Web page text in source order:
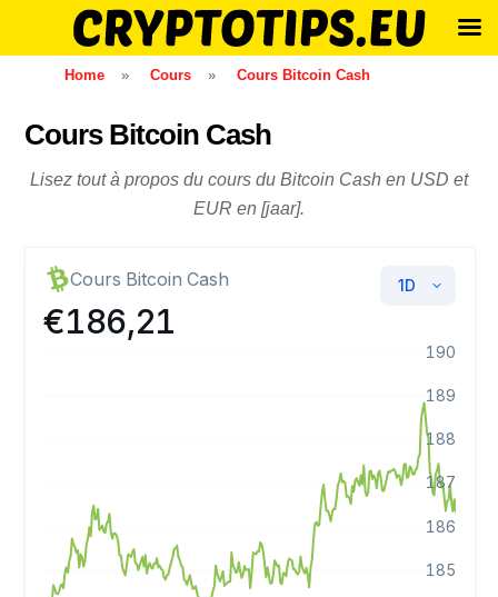
content
Home » Cours » Cours Bitcoin Cash
Cours Bitcoin Cash
Lisez tout à propos du cours du Bitcoin Cash en USD et
EUR en [jaar].